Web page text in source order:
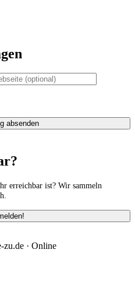
absenden
erreichbar ist? Wir sammeln
zu.de · Online